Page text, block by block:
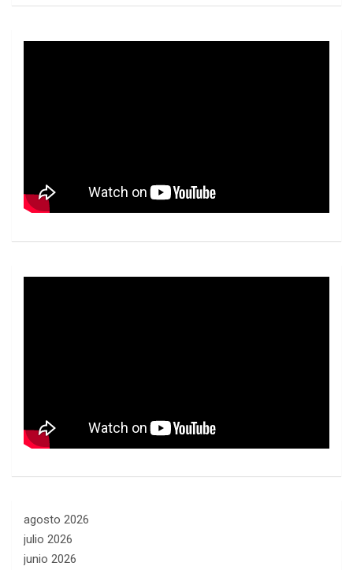
agosto 2026
julio 2026
junio 2026